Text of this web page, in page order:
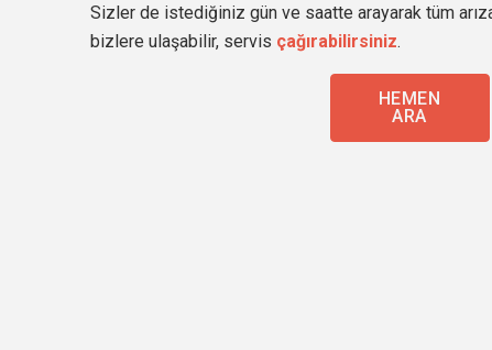
Sizler de istediğiniz gün ve saatte arayarak tüm
bizlere ulaşabilir, servis çağırabilirsiniz.
HEMEN
ARA